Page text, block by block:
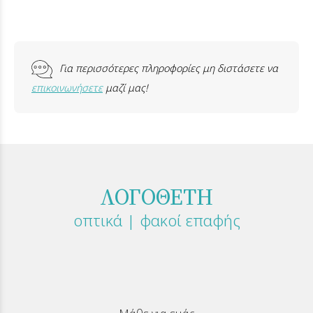
Για περισσότερες πληροφορίες μη διστάσετε να
επικοινωνήσετεμαζί μας!
ΛΟΓΟΘΕΤΗ
οπτικά | φακοί επαφής